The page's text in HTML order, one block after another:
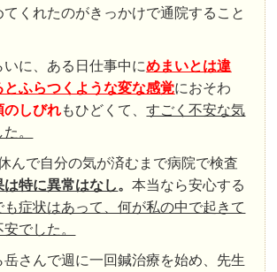
くれたのがきっかけで通院すること
いに、ある日仕事中にめまいとは違
とふらつくような変な感覚におそわ
のしびれもひどくて、すごく不安な気
。
んで自分の気が済むまで病院で検査
は特に異常はなし。本当なら安心する
も症状はあって、何が私の中で起きて
でした。
さんで週に一回鍼治療を始め、先生